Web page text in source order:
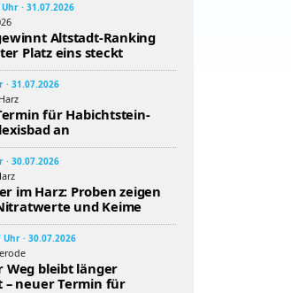
· 31.07.2026
Altstadt-Ranking
Platz eins steckt
· 31.07.2026
für Habichtstein-
an
· 30.07.2026
im Harz: Proben zeigen
und Keime
· 30.07.2026
Weg bleibt länger
– neuer Termin für